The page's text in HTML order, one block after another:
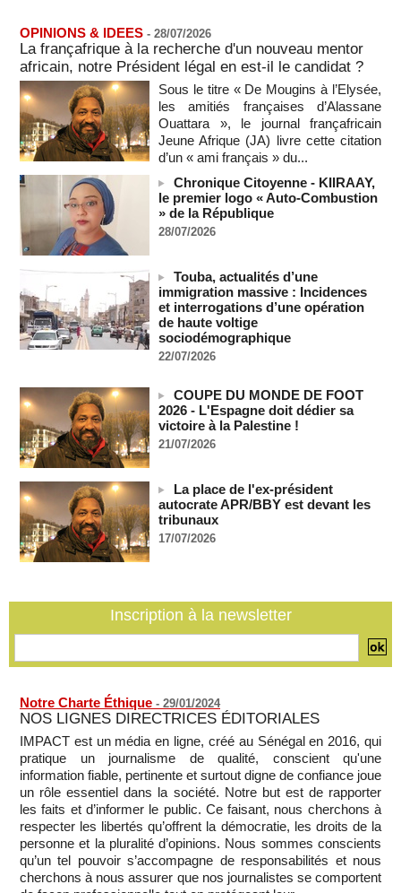
Alassane Ouattara appelle à la contribution de toutes les forces
vives de la nation
07/08/2026
Polémique à l’Assemblée nationale : Yaël Braun-Pivet se dit
"dépassée" par les critiques concernant le nouveau pavillon
07/08/2026 -
Depuis le « cessez-le-feu » à Gaza, les forces israéliennes
ont tué 300 enfants palestiniens (UNICEF)
07/08/2026 -
Guinée-Bissau - Première visite de la médiation sénégalaise
après le sommet de la Cedeao
07/08/2026 -
mois après son départ du pouvoir
07/08/2026
Mali-Algérie : le PM Maïga affirme qu’il n’y a « aucune
rupture diplomatique » entre les 2 pays
07/08/2026 -
demande une enquête pour crime de guerre
07/08/2026 -
Côte d'Ivoire : le président Ouattara accorde la grâce à 4.661
détenus
07/08/2026 -
Plagiat à Cambridge - L’université va réexaminer le
recrutement de ses enseignants
07/08/2026 -
La Türkiye, l’Arabie saoudite et le Pakistan signent un accord
La Bourse de Paris termine en hausse et poursuit sa course
OPINIONS & IDEES - 28/07/2026
La françafrique à la recherche d'un nouveau mentor
africain, notre Président légal en est-il le candidat ?
Sous le titre « De Mougins à l’Elysée,
les amitiés françaises d’Alassane
Ouattara », le journal françafricain
Jeune Afrique (JA) livre cette citation
d’un « ami français » du...
Chronique Citoyenne - KIIRAAY,
le premier logo « Auto-Combustion
» de la République
28/07/2026
Touba, actualités d’une
immigration massive : Incidences
et interrogations d’une opération
de haute voltige
sociodémographique
22/07/2026
COUPE DU MONDE DE FOOT
2026 - L'Espagne doit dédier sa
victoire à la Palestine !
21/07/2026
La place de l'ex-président
autocrate APR/BBY est devant les
tribunaux
17/07/2026
Inscription à la newsletter
Notre Charte Éthique - 29/01/2024
NOS LIGNES DIRECTRICES ÉDITORIALES
IMPACT est un média en ligne, créé au Sénégal en 2016, qui
pratique un journalisme de qualité, conscient qu'une
information fiable, pertinente et surtout digne de confiance joue
un rôle essentiel dans la société. Notre but est de rapporter
les faits et d’informer le public. Ce faisant, nous cherchons à
respecter les libertés qu’offrent la démocratie, les droits de la
personne et la pluralité d’opinions. Nous sommes conscients
qu’un tel pouvoir s’accompagne de responsabilités et nous
cherchons à nous assurer que nos journalistes se comportent